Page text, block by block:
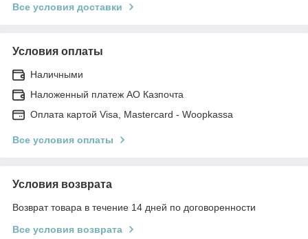
Все условия доставки
Условия оплаты
Наличными
Наложенный платеж АО Казпочта
Оплата картой Visa, Mastercard - Woopkassa
Все условия оплаты
Условия возврата
Возврат товара в течение 14 дней по договоренности
Все условия возврата